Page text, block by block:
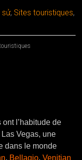
sử, Sites touristiques,
l’habitude de
Vegas, une
dans le monde
, Bellagio, Venitian